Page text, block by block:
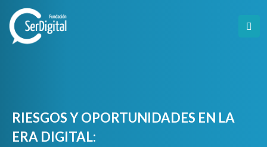
content
RIESGOS Y OPORTUNIDADES EN LA
ERA DIGITAL: